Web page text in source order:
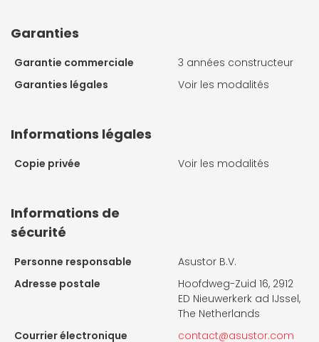
Garanties
Garantie commerciale
3 années constructeur
Garanties légales
Voir les modalités
Informations légales
Copie privée Voir les modalités
Informations de
sécurité
Personne responsable
Asustor B.V.
Adresse postale
Hoofdweg-Zuid 16, 2912
ED Nieuwerkerk ad IJssel,
The Netherlands
Courrier électronique
contact@asustor.com